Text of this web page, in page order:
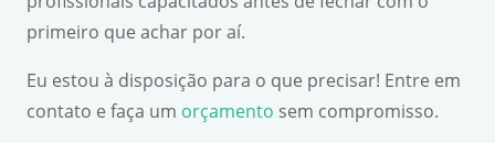
primeiro que achar por aí.
Eu estou à disposição para o que precisar! Entre em
contato e faça um orçamento sem compromisso.